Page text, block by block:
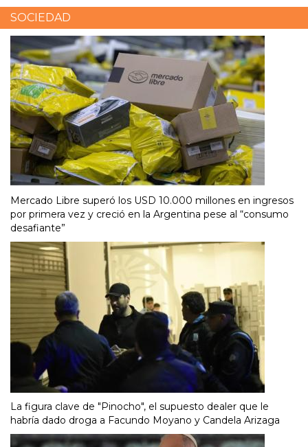
SOCIEDAD
Mercado Libre superó los USD 10.000 millones en ingresos
por primera vez y creció en la Argentina pese al “consumo
desafiante”
La figura clave de "Pinocho", el supuesto dealer que le
habría dado droga a Facundo Moyano y Candela Arizaga